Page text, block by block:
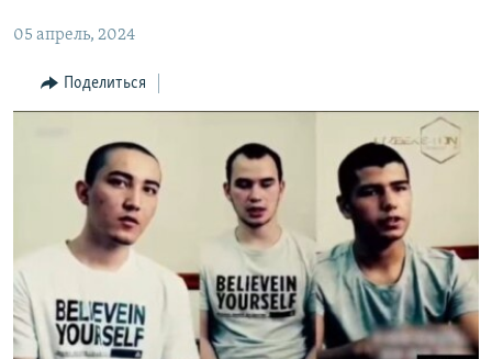
главной
навигации
Вернутся
НАСТОЯЩЕЕ ВРЕМЯ
МИГРАНТ МЕДИА
05 апрель, 2024
Поделиться